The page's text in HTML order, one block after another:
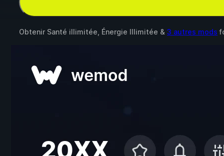
Obtenir Santé illimitée, Énergie Illimitée & 3 autres mods